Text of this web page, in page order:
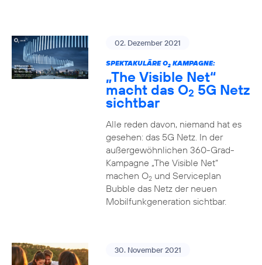
02. Dezember 2021
SPEKTAKULÄRE O2KAMPAGNE:
„The Visible Net“
macht das O2 5G Netz
sichtbar
Alle reden davon, niemand hat es
gesehen: das 5G Netz. In der
außergewöhnlichen 360-Grad-
Kampagne „The Visible Net“
machen O2und Serviceplan
Bubble das Netz der neuen
Mobilfunkgeneration sichtbar.
30. November 2021